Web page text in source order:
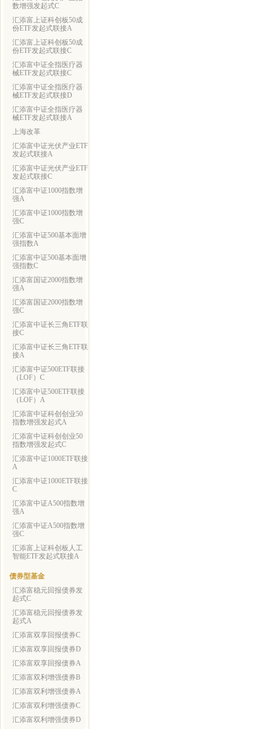
数增强发起式C
汇添富上证科创板50成
份ETF发起式联接A
汇添富上证科创板50成
份ETF发起式联接C
汇添富中证全指医疗器
械ETF发起式联接C
汇添富中证全指医疗器
械ETF发起式联接D
汇添富中证全指医疗器
械ETF发起式联接A
上海改革
汇添富中证光伏产业ETF
发起式联接A
汇添富中证光伏产业ETF
发起式联接C
汇添富中证1000指数增
强A
汇添富中证1000指数增
强C
汇添富中证500基本面增
强指数A
汇添富中证500基本面增
强指数C
汇添富国证2000指数增
强A
汇添富国证2000指数增
强C
汇添富中证长三角ETF联
接C
汇添富中证长三角ETF联
接A
汇添富中证500ETF联接
（LOF）C
汇添富中证500ETF联接
（LOF）A
汇添富中证科创创业50
指数增强发起式A
汇添富中证科创创业50
指数增强发起式C
汇添富中证1000ETF联接
A
汇添富中证1000ETF联接
C
汇添富中证A500指数增
强A
汇添富中证A500指数增
强C
汇添富上证科创板人工
智能ETF发起式联接A
债券型基金
汇添富稳元回报债券发
起式C
汇添富稳元回报债券发
起式A
汇添富双享回报债券C
汇添富双享回报债券D
汇添富双享回报债券A
汇添富双利增强债券B
汇添富双利增强债券A
汇添富双利增强债券C
汇添富双利增强债券D